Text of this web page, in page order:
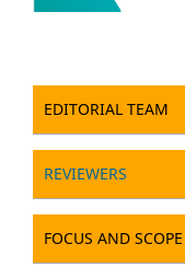
EDITORIAL TEAM
REVIEWERS
FOCUS AND SCOPE